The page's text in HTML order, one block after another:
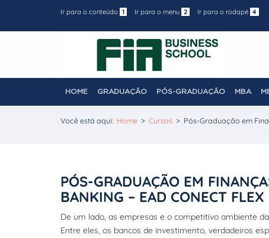
Ir para o conteúdo 1 Ir para o menu 2 Ir para o rodapé 4
HOME GRADUAÇÃO PÓS-GRADUAÇÃO MBA
Você está aqui: Home > Cursos > Pós-Graduação em
PÓS-GRADUAÇÃO EM
BANKING – EAD CONECT FLEX
De um lado, as empresas e o competitivo ambiente
Entre eles, os bancos de investimento, verdadeiros